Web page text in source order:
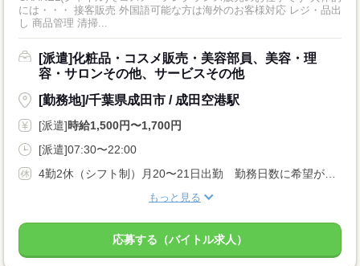
には・・・ 接客販売 外国語可能な方は海外のお客様対応 レジ・品出
し 商品管理 清掃...
[派遣]化粧品・コスメ販売・美容部員、美容・理
容・サロンその他、サービスその他
[勤務地]/千葉県成田市 / 成田空港駅
[派遣]時給1,500円〜1,700円
[派遣]07:30〜22:00
もっと見る
応募する（バイトル求人）